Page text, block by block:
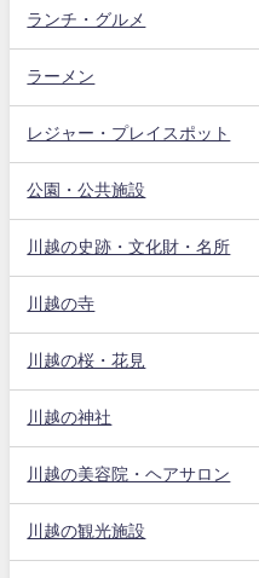
ランチ・グルメ
ラーメン
レジャー・プレイスポット
公園・公共施設
川越の史跡・文化財・名所
川越の寺
川越の桜・花見
川越の神社
川越の美容院・ヘアサロン
川越の観光施設